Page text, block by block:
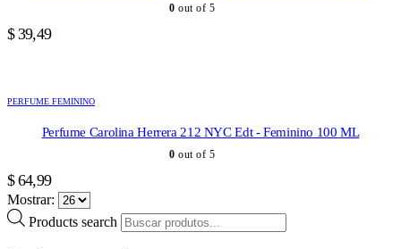
0 out of 5
$39,49
PERFUME FEMININO
Perfume Carolina Herrera 212 NYC Edt - Feminino 100 ML
0 out of 5
$64,99
Mostrar:
Products search